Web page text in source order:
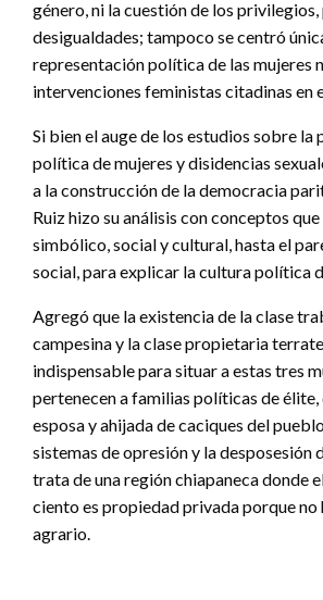
género, ni la cuestión de los
desigualdades; tampoco se centró
representación política de las mujeres
intervenciones feministas citadinas en
Si bien el auge de los estudios sobre
política de mujeres y disidencias
a la construcción de la democracia
Ruiz hizo su análisis con conceptos
simbólico, social y cultural, hasta el
social, para explicar la cultura política
Agregó que la existencia de la clase
campesina y la clase propietaria
indispensable para situar a estas tres
pertenecen a familias políticas de élite,
esposa y ahijada de caciques del
sistemas de opresión y la desposesión
trata de una región chiapaneca donde
ciento es propiedad privada porque
agrario.